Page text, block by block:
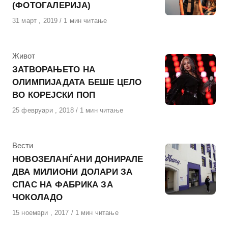
(ФОТОГАЛЕРИЈА)
Објавено
31 март , 2019 1 мин читање
КАтегорија
Живот
ЗАТВОРАЊЕТО НА
ОЛИМПИЈАДАТА БЕШЕ ЦЕЛО
ВО КОРЕЈСКИ ПОП
Објавено
25 февруари , 2018 1 мин читање
КАтегорија
Вести
НОВОЗЕЛАНЃАНИ ДОНИРАЛЕ
ДВА МИЛИОНИ ДОЛАРИ ЗА
СПАС НА ФАБРИКА ЗА
ЧОКОЛАДО
Објавено
15 ноември , 2017 1 мин читање